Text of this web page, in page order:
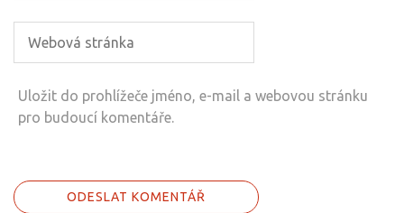
Uložit do prohlížeče jméno, e-mail a webovou stránku
pro budoucí komentáře.